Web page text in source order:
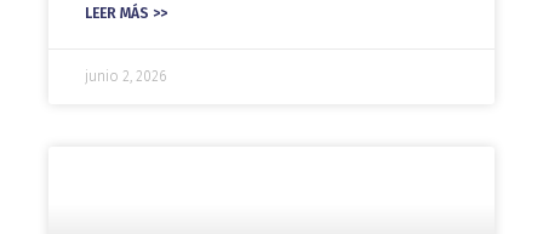
LEER MÁS >>
junio 2, 2026